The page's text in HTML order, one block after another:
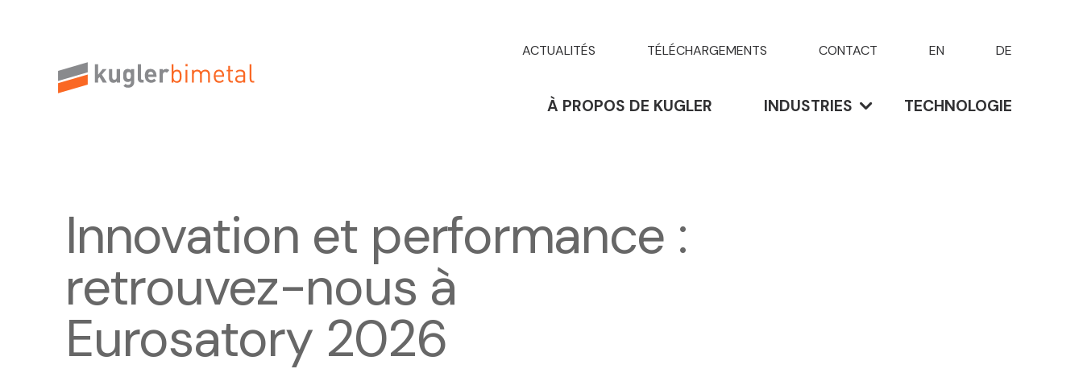
ACTUALITÉS TÉLÉCHARGEMENTS CONTACT EN DE
À PROPOS DE KUGLER INDUSTRIES TECHNOLOGIE
Innovation et performance :
retrouvez-nous à
Eurosatory 2026